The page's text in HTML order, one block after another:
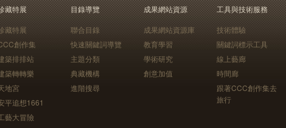
藏特展
藏特展
創作集
築排排站
築轉轉樂
地宮
平追想1661
藝大冒險
目錄導覽
聯合目錄
快速關鍵詞導覽
主題分類
典藏機構
進階搜尋
成果網站資源
成果網站資源庫
教育學習
學術研究
創意加值
工具與技術服務
技術體驗
關鍵詞標示工具
線上藝廊
時間廊
跟著CCC創作集去
旅行